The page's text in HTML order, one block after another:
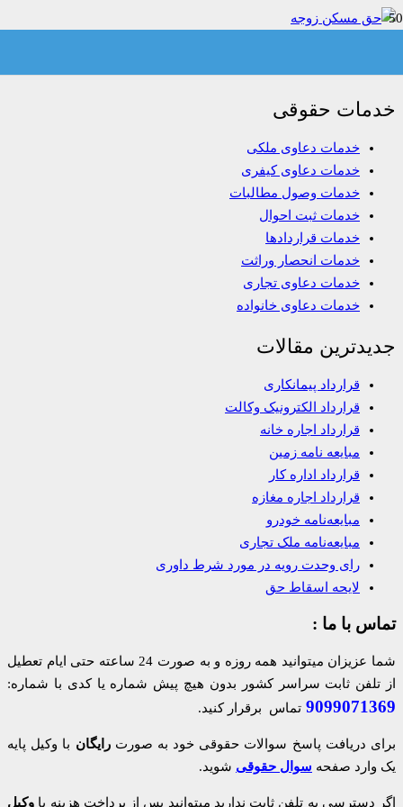
خدمات حقوقی
خدمات دعاوی ملکی
خدمات دعاوی کیفری
خدمات وصول مطالبات
خدمات ثبت احوال
خدمات قراردادها
خدمات انحصار وراثت
خدمات دعاوی تجاری
خدمات دعاوی خانواده
جدیدترین مقالات
قرارداد پیمانکاری
قرارداد الکترونیک وکالت
قرارداد اجاره خانه
مبایعه نامه زمین
قرارداد اداره کار
قرارداد اجاره مغازه
مبایعه‌نامه خودرو
مبایعه‌نامه ملک تجاری
رای وحدت رویه در مورد شرط داوری
لایحه اسقاط حق
تماس با ما :
شما عزیزان میتوانید همه روزه و به صورت 24 ساعته حتی ایام تعطیل
از تلفن ثابت سراسر کشور بدون هیچ پیش شماره یا کدی با شماره:
9099071369 تماس برقرار کنید.
برای دریافت پاسخ سوالات حقوقی خود به صورت رایگان با وکیل پایه
یک وارد صفحه سوال حقوقی شوید.
اگر دسترسی به تلفن ثابت ندارید میتوانید پس از پرداخت هزینه با وکیل